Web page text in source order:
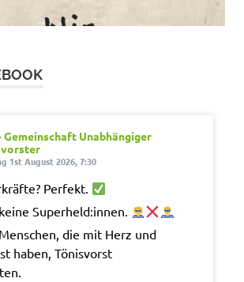
Gemeinschaft Unabhängiger
1st August 2026, 7:30
Perfekt.
Superheld:innen.
die mit Herz und
haben, Tönisvorst